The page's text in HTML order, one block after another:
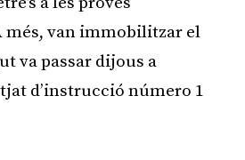
més, van immobilitzar el
va passar dijous a
d’instrucció número 1